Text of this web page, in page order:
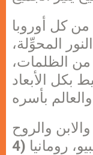
كل أوروبا
المحوِّلة،
من الظلمات،
بكل الأبعاد
والروح
القدس اجتمعنا في مدينة سيبيو، رومانيا (4